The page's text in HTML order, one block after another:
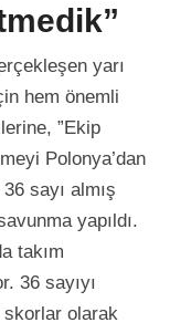
yarı
hem önemli
”Ekip
Polonya’dan
sayı almış
yapıldı.
takım
36 sayıyı
skorlar olarak